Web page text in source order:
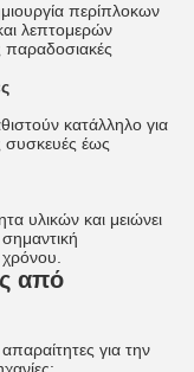
περίπλοκων
λεπτομερών
παραδοσιακές
κατάλληλο για
συσκευές έως
υλικών και μειώνει
από
για την